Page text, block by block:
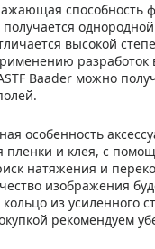
способность
высокой
Baader можно
особенность
и клея, с
натяжения и
изображения
из усиленного
рекомендуем